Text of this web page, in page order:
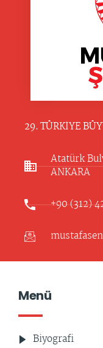
29. TÜRKİYE
Atatürk
ANKARA​
+90 (312)
Menü
Biyografi